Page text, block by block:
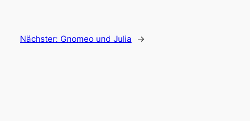
Nächster: Gnomeo und Julia →